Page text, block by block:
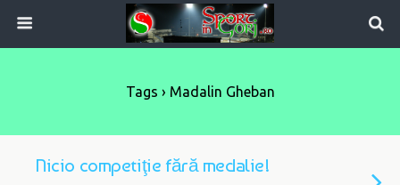
Tags › Madalin Gheban
Nicio competiţie fără medalie!